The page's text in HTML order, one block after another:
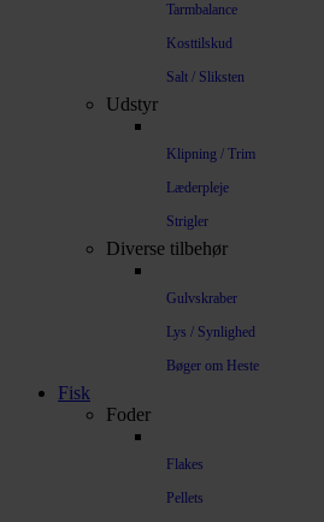
Tarmbalance
Kosttilskud
Salt / Sliksten
Udstyr
Klipning / Trim
Læderpleje
Strigler
Diverse tilbehør
Gulvskraber
Lys / Synlighed
Bøger om Heste
Fisk
Foder
Flakes
Pellets